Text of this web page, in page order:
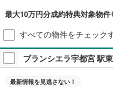
最大10万円分成約特典対象物件
対象の新築マンションご成約で最大
える！毎月先着2,000名様（成約報
＋アンケート回答が必要です。
プレゼントの詳細を見る
すべての物件をチェック
ブランシエラ宇都宮 駅
最新情報を見逃さない！